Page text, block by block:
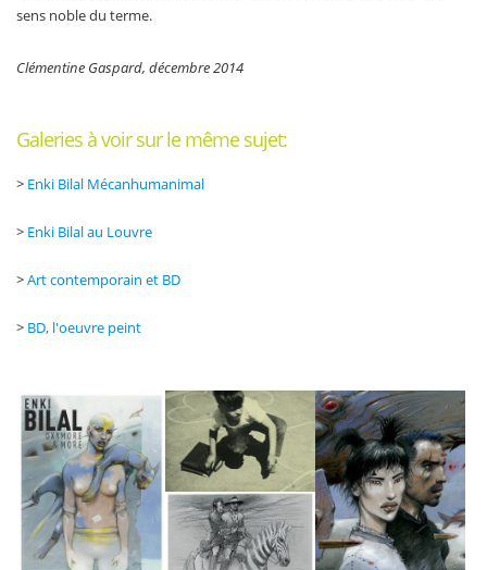
sens noble du terme.
Clémentine Gaspard, décembre 2014
Galeries à voir sur le même sujet:
> Enki Bilal Mécanhumanimal
> Enki Bilal au Louvre
>Art contemporain et BD
> BD, l'oeuvre peint